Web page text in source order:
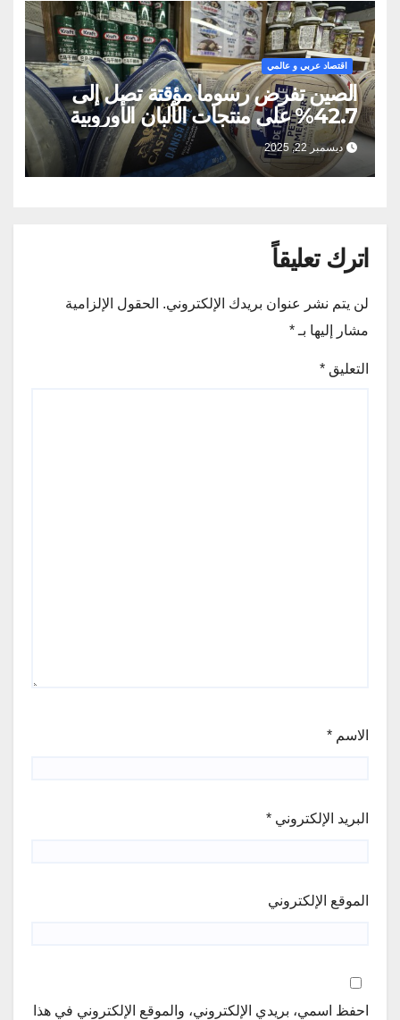
اقتصاد عربي و عالمي
الصين تفرض رسوما مؤقتة تصل إلى
42.7% على منتجات الألبان الأوروبية
ديسمبر 22, 2025
اترك تعليقاً
لن يتم نشر عنوان بريدك الإلكتروني. الحقول الإلزامية
مشار إليها بـ *
التعليق *
الاسم *
البريد الإلكتروني *
الموقع الإلكتروني
احفظ اسمي، بريدي الإلكتروني، والموقع الإلكتروني في هذا